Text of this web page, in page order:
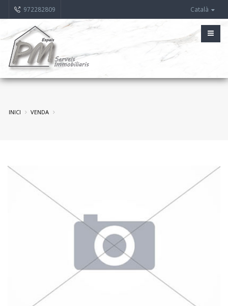
972282809 Català
INICI VENDA